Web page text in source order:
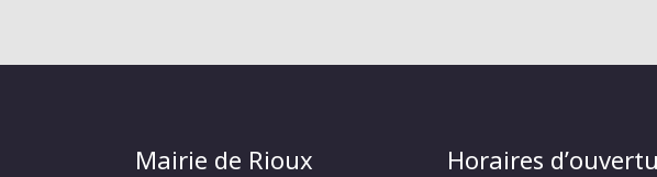
Mairie de Rioux
Horaires